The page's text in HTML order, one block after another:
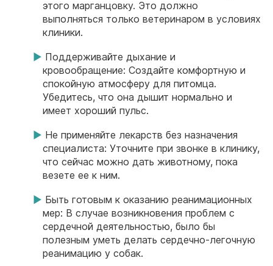
этого марганцовку. Это должно
выполняться только ветеринаром в условиях
клиники.
Поддерживайте дыхание и
кровообращение: Создайте комфортную и
спокойную атмосферу для питомца.
Убедитесь, что она дышит нормально и
имеет хороший пульс.
Не применяйте лекарств без назначения
специалиста: Уточните при звонке в клинику,
что сейчас можно дать животному, пока
везете ее к ним.
Быть готовым к оказанию реанимационных
мер: В случае возникновения проблем с
сердечной деятельностью, было бы
полезным уметь делать сердечно-легочную
реанимацию у собак.